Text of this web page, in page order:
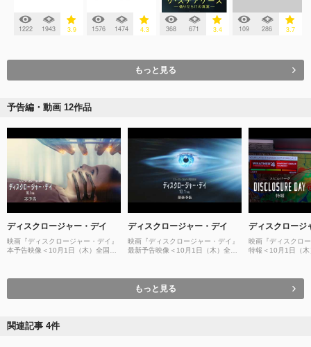
1222 1943 3.9 1576 1474 4.3 368 671 3.4 109 286 3.7
もっと見る
予告編・動画 12作品
ディスクロージャー・デイ
映画『ディスクロージャー・デイ』
本予告映像＜10月1日（木）全国公
ディスクロージャー・デイ
映画『ディスクロージャー・デイ』
最新予告映像＜10月1日（木）全国
ディスクロージ
映画『ディスクロ
特報＜10月1日（
もっと見る
関連記事 4件